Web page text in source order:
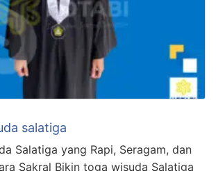
salatiga
Salatiga yang Rapi, Seragam, dan
Sakral Bikin toga wisuda Salatiga